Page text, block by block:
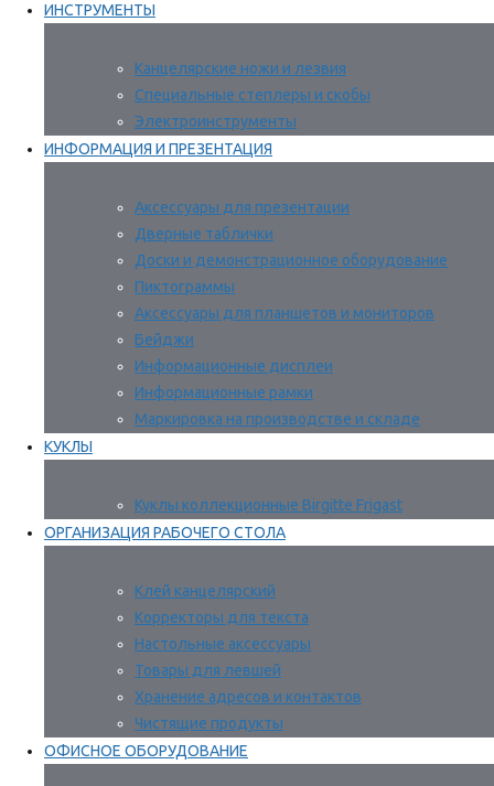
ИНСТРУМЕНТЫ
Канцелярские ножи и лезвия
Специальные степлеры и скобы
Электроинструменты
ИНФОРМАЦИЯ И ПРЕЗЕНТАЦИЯ
Аксессуары для презентации
Дверные таблички
Доски и демонстрационное оборудование
Пиктограммы
Аксессуары для планшетов и мониторов
Бейджи
Информационные дисплеи
Информационные рамки
Маркировка на производстве и складе
КУКЛЫ
Куклы коллекционные Birgitte Frigast
ОРГАНИЗАЦИЯ РАБОЧЕГО СТОЛА
Клей канцелярский
Корректоры для текста
Настольные аксессуары
Товары для левшей
Хранение адресов и контактов
Чистящие продукты
ОФИСНОЕ ОБОРУДОВАНИЕ